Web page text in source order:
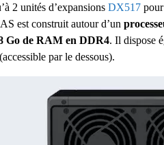
2 unités d’expansions DX517
est construit autour d’un
Go de RAM en DDR4. Il dispose
par le dessous).